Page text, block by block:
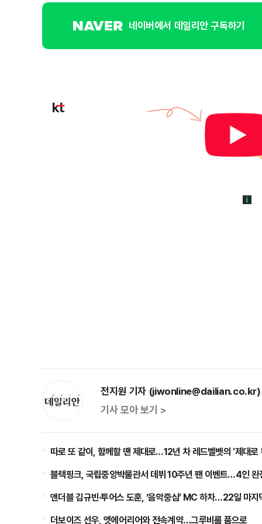
네이버에서 데일리안 구독하기
전지원 기자 (jiwonline@dailian.co.kr)
기사 모아 보기 >
따로 또 같이, 함께할 땐 제대로…12년 차 레드벨벳의 '제대로
블랙핑크, 국립중앙박물관서 데뷔 10주년 팬 이벤트…4인 완
앤더블 김규빈·투어스 도훈, ‘음악중심’ MC 하차…22일 마지
더보이즈 선우, 앳에어리어와 전속계약…그루비룸 품으로